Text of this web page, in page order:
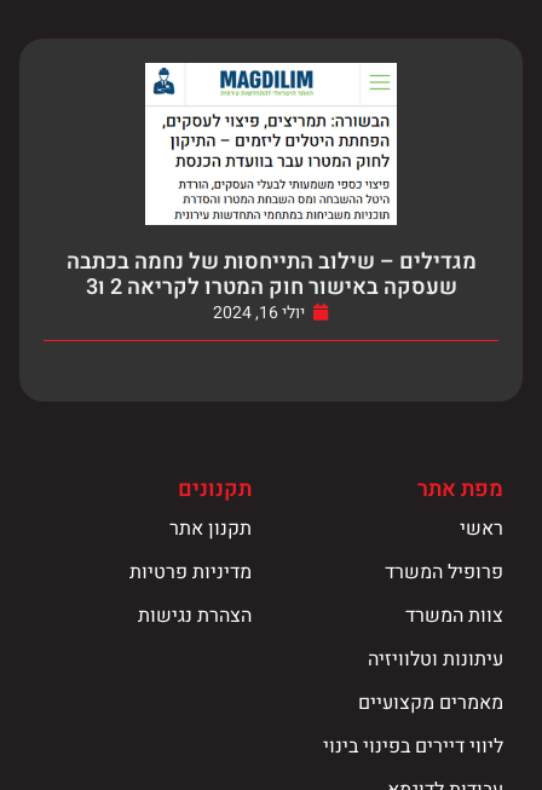
מגדילים – שילוב התייחסות של נחמה בכתבה
שעסקה באישור חוק המטרו לקריאה 2 ו3
יולי 16, 2024
מפת אתר
ראשי
פרופיל המשרד
צוות המשרד
עיתונות וטלוויזיה
מאמרים מקצועיים
ליווי דיירים בפינוי בינוי
תקנונים
תקנון אתר
מדיניות פרטיות
הצהרת נגישות